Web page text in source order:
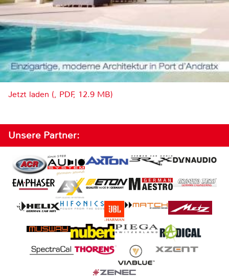
Jetzt laden (, PDF, 12.9 MB)
Unsere Partner: